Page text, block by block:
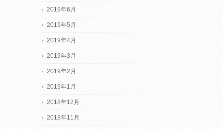
2019年6月
2019年5月
2019年4月
2019年3月
2019年2月
2019年1月
2018年12月
2018年11月